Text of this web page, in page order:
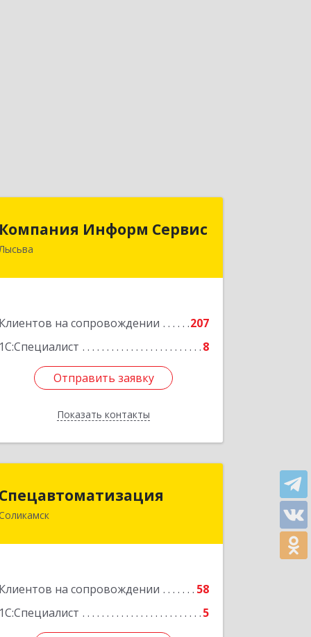
Компания Информ Сервис
Лысьва
Клиентов на сопровождении
207
1С:Специалист
8
Отправить заявку
Показать контакты
Компания Информ Сервис
618909, Пермский край, Лысьва г,
Отправить заявку
Назад
Спецавтоматизация
Клиентов на сопровождении
58
1С:Специалист
5
618547, Пермский край, Соликамск г,